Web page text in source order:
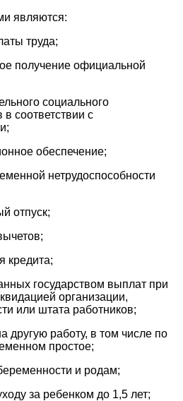
являются:
труда;
получение официальной
социального
соответствии с
обеспечение;
нетрудоспособности
отпуск;
кредита;
государством выплат при
организации,
или штата работников;
другую работу, в том числе по
простое;
и родам;
за ребенком до 1,5 лет;